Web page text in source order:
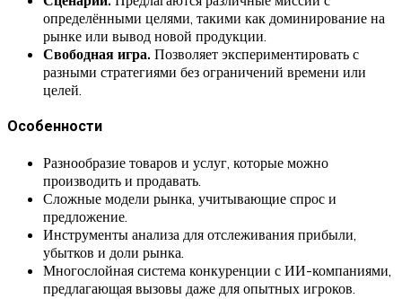
определёнными целями, такими как доминирование на
рынке или вывод новой продукции.
Свободная игра. Позволяет экспериментировать с
разными стратегиями без ограничений времени или
целей.
Особенности
Разнообразие товаров и услуг, которые можно
производить и продавать.
Сложные модели рынка, учитывающие спрос и
предложение.
Инструменты анализа для отслеживания прибыли,
убытков и доли рынка.
Многослойная система конкуренции с ИИ-компаниями,
предлагающая вызовы даже для опытных игроков.